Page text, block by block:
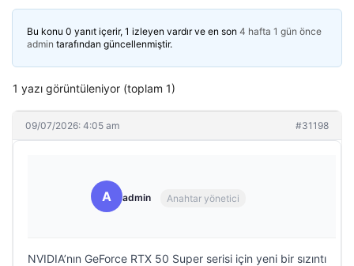
Bu konu 0 yanıt içerir, 1 izleyen vardır ve en son 4 hafta 1 gün önce
admin tarafından güncellenmiştir.
1 yazı görüntüleniyor (toplam 1)
09/07/2026: 4:05 am #31198
A admin Anahtar yönetici
NVIDIA’nın GeForce RTX 50 Super serisi için yeni bir sızıntı